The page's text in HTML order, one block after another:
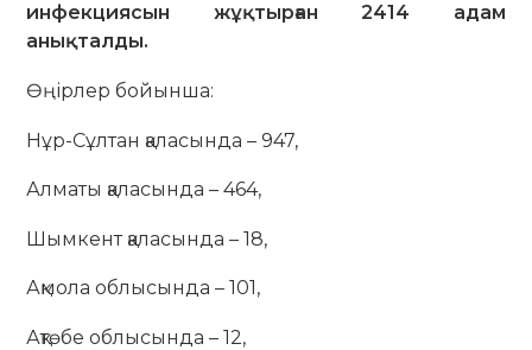
инфекциясын жұқтырған 2414 адам
анықталды.
Өңірлер бойынша:
Нұр-Сұлтан қаласында – 947,
Алматы қаласында – 464,
Шымкент қаласында – 18,
Ақмола облысында – 101,
Ақтөбе облысында – 12,